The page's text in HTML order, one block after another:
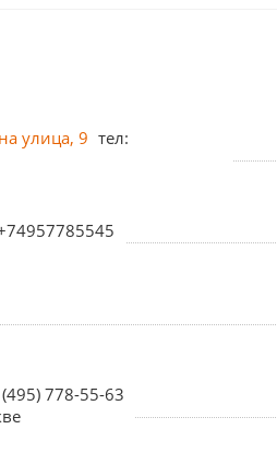
улица, 9 тел:
778-55-63